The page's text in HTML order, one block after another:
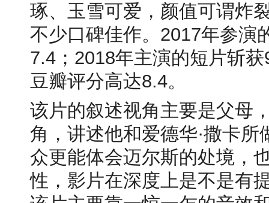
琢、玉雪可爱，颜值可谓炸
不少口碑佳作。2017年参演
7.4；2018年主演的短片斩
豆瓣评分高达8.4。
该片的叙述视角主要是父母
角，讲述他和爱德华·撒卡
众更能体会迈尔斯的处境，
性，影片在深度上是不是有